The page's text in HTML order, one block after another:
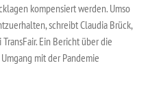
kompensiert werden. Umso
schreibt Claudia Brück,
Ein Bericht über die
mit der Pandemie